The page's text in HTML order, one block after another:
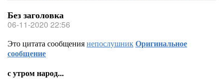
Без заголовка
06-11-2020 22:56
Это цитата сообщениянепослушникОригинальное
сообщение
с утром народ...